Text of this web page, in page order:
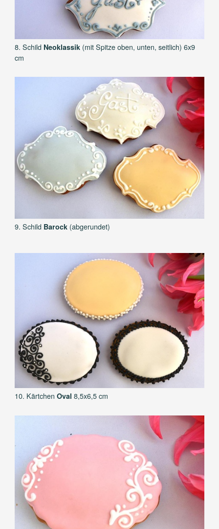
8. Schild Neoklassik (mit Spitze oben, unten, seitlich) 6x9
cm
9. Schild Barock (abgerundet)
10. Kärtchen Oval 8,5x6,5 cm